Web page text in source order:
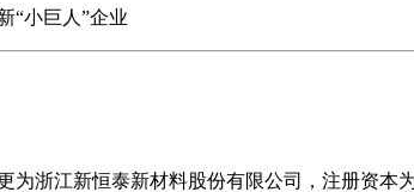
“小巨人”企业
为浙江新恒泰新材料股份有限公司，注册资本